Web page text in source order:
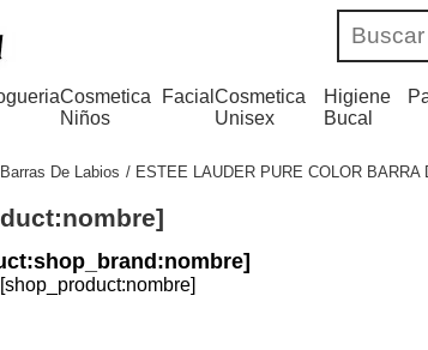
Cosmetica
Niños
FacialCosmetica
Unisex
Higiene
Bucal
Barras De Labios ESTEE LAUDER PURE COLOR